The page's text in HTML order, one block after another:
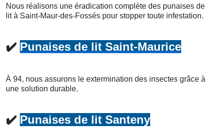
Nous réalisons une éradication complète des punaises de
lit à Saint-Maur-des-Fossés pour stopper toute infestation.
✔️ Punaises de lit Saint-Maurice
À 94, nous assurons le extermination des insectes grâce à
une solution durable.
✔️ Punaises de lit Santeny